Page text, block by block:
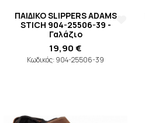
ΠΑΙΔΙΚΟ SLIPPERS ADAMS
STICH 904-25506-39 -
Γαλάζιο
19,90 €
Κωδικός: 904-25506-39